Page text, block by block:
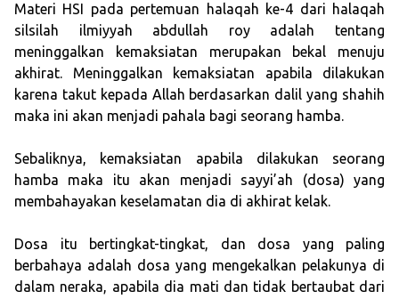
Materi HSI pada pertemuan halaqah ke-4 dari halaqah
silsilah ilmiyyah abdullah roy adalah tentang
meninggalkan kemaksiatan merupakan bekal menuju
akhirat. Meninggalkan kemaksiatan apabila dilakukan
karena takut kepada Allah berdasarkan dalil yang shahih
maka ini akan menjadi pahala bagi seorang hamba.
Sebaliknya, kemaksiatan apabila dilakukan seorang
hamba maka itu akan menjadi sayyi’ah (dosa) yang
membahayakan keselamatan dia di akhirat kelak.
Dosa itu bertingkat-tingkat, dan dosa yang paling
berbahaya adalah dosa yang mengekalkan pelakunya di
dalam neraka, apabila dia mati dan tidak bertaubat dari